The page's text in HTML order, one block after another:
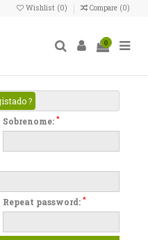
Wishlist (0) Compare (0)
0
?
Sobrenome: *
Repeat password: *